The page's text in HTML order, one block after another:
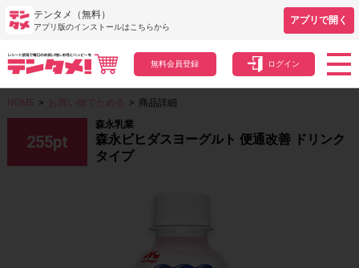
テンタメ（無料）
アプリ版のインストールはこちらから
アプリで開く
無料会員登録 ログイン
HOME > お買い物でためる > 商品詳細
255pt
森永乳業
森永ビヒダスヨーグルト 便通改善 ドリンク
タイプ